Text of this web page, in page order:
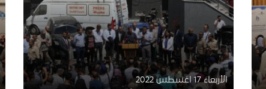
الأربعاء 17 اغسطس 2022